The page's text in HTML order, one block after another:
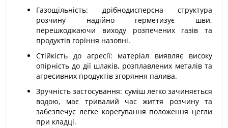
Газощільність: дрібнодисперсна структура
розчину надійно герметизує шви,
перешкоджаючи виходу розпечених газів та
продуктів горіння назовні.
Стійкість до агресії: матеріал виявляє високу
опірність до дії шлаків, розплавлених металів та
агресивних продуктів згоряння палива.
Зручність застосування: суміш легко зачиняється
водою, має тривалий час життя розчину та
забезпечує легке корегування положення цегли
при кладці.